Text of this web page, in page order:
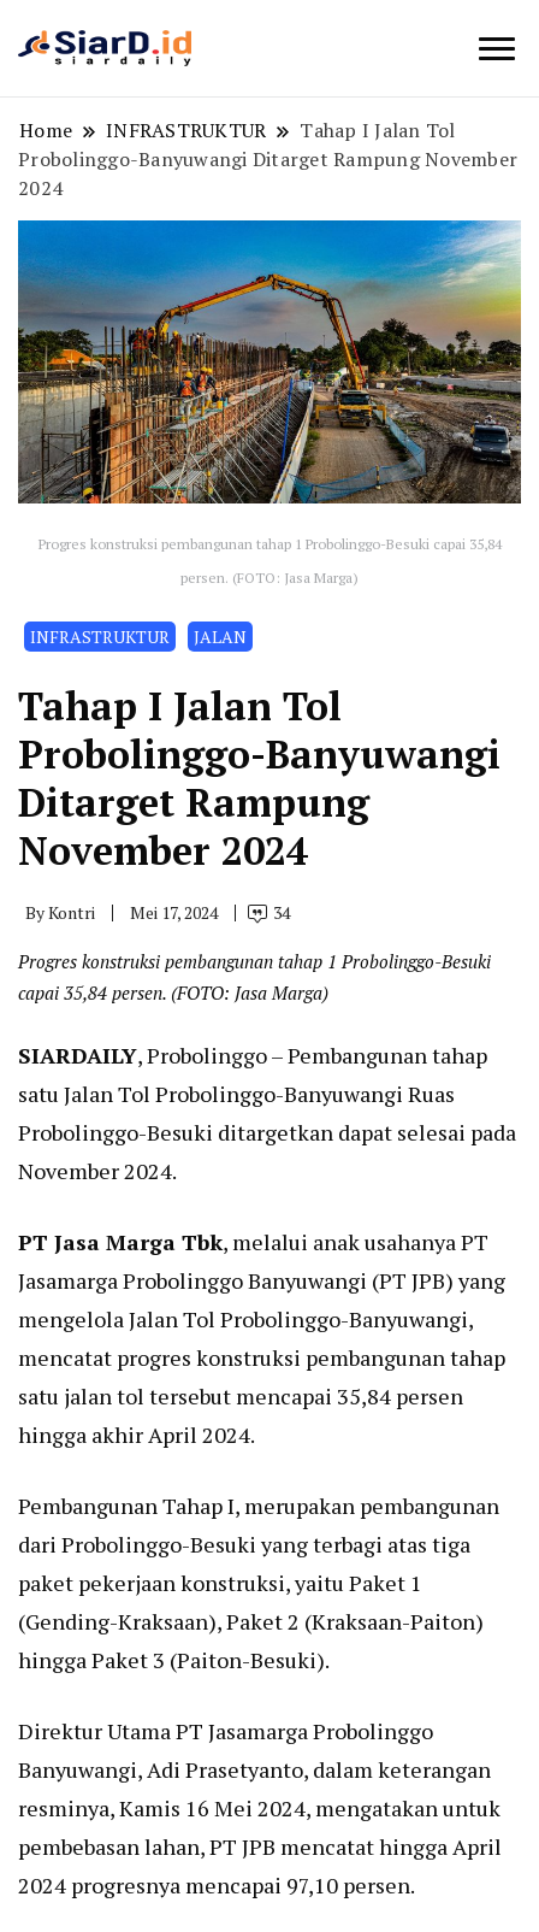
Home INFRASTRUKTUR
Tahap I Jalan Tol
Probolinggo-Banyuwangi Ditarget Rampung November
2024
Progres konstruksi pembangunan tahap 1 Probolinggo-Besuki capai 35,84
persen. (FOTO: Jasa Marga)
INFRASTRUKTUR JALAN
Tahap I Jalan Tol
Probolinggo-Banyuwangi
Ditarget Rampung
November 2024
ByKontri Mei 17, 2024 34
Progres konstruksi pembangunan tahap 1 Probolinggo-Besuki
capai 35,84 persen. (FOTO: Jasa Marga)
SIARDAILY, Probolinggo – Pembangunan tahap
satu Jalan Tol Probolinggo-Banyuwangi Ruas
Probolinggo-Besuki ditargetkan dapat selesai pada
November 2024.
PT Jasa Marga Tbk, melalui anak usahanya PT
Jasamarga Probolinggo Banyuwangi (PT JPB) yang
mengelola Jalan Tol Probolinggo-Banyuwangi,
mencatat progres konstruksi pembangunan tahap
satu jalan tol tersebut mencapai 35,84 persen
hingga akhir April 2024.
Pembangunan Tahap I, merupakan pembangunan
dari Probolinggo-Besuki yang terbagi atas tiga
paket pekerjaan konstruksi, yaitu Paket 1
(Gending-Kraksaan), Paket 2 (Kraksaan-Paiton)
hingga Paket 3 (Paiton-Besuki).
Direktur Utama PT Jasamarga Probolinggo
Banyuwangi, Adi Prasetyanto, dalam keterangan
resminya, Kamis 16 Mei 2024, mengatakan untuk
pembebasan lahan, PT JPB mencatat hingga April
2024 progresnya mencapai 97,10 persen.